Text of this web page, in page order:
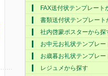
FAX送付状テンプレート
書類送付状テンプレート
社内啓蒙ポスターから探
お中元お礼状テンプレー
お歳暮お礼状テンプレー
レジュメから探す